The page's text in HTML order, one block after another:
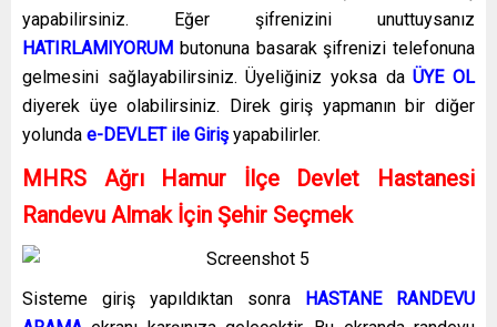
yapabilirsiniz. Eğer şifrenizini unuttuysanız
HATIRLAMIYORUM butonuna basarak şifrenizi telefonuna
gelmesini sağlayabilirsiniz. Üyeliğiniz yoksa daÜYE OL
diyerek üye olabilirsiniz. Direk giriş yapmanın bir diğer
yolunda e-DEVLET ile Giriş yapabilirler.
MHRS Ağrı Hamur İlçe Devlet Hastanesi
Randevu Almak İçin Şehir Seçmek
Sisteme giriş yapıldıktan sonra HASTANE RANDEVU